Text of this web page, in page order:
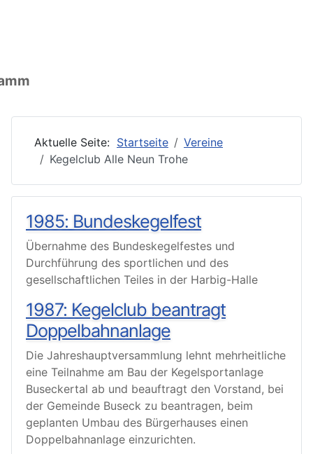
Aktuelle Seite: Startseite
Vereine
Kegelclub Alle Neun Trohe
1985: Bundeskegelfest
Übernahme des Bundeskegelfestes und
Durchführung des sportlichen und des
gesellschaftlichen Teiles in der Harbig-Halle
1987: Kegelclub beantragt
Doppelbahnanlage
Die Jahreshauptversammlung lehnt mehrheitliche
eine Teilnahme am Bau der Kegelsportanlage
Buseckertal ab und beauftragt den Vorstand, bei
der Gemeinde Buseck zu beantragen, beim
geplanten Umbau des Bürgerhauses einen
Doppelbahnanlage einzurichten.